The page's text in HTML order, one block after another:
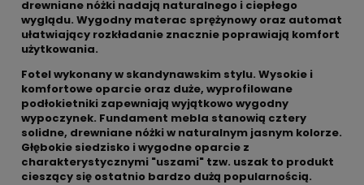
drewniane nóżki nadają naturalnego i ciepłego
wyglądu. Wygodny materac sprężynowy oraz automat
ułatwiający rozkładanie znacznie poprawiają komfort
użytkowania.
Fotel wykonany w skandynawskim stylu. Wysokie i
komfortowe oparcie oraz duże, wyprofilowane
podłokietniki zapewniają wyjątkowo wygodny
wypoczynek. Fundament mebla stanowią cztery
solidne, drewniane nóżki w naturalnym jasnym kolorze.
Głębokie siedzisko i wygodne oparcie z
charakterystycznymi "uszami" tzw. uszak to produkt
cieszący się ostatnio bardzo dużą popularnością.